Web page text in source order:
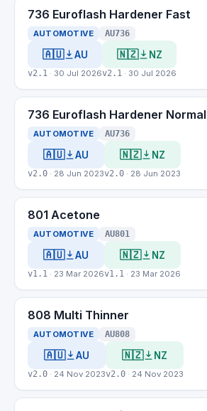
736 Euroflash Hardener Fast
AUTOMOTIVE AU736
🇦🇺 AU
v2.1 · 30 Jul 2026
🇳🇿 NZ
v2.1 · 30 Jul 2026
736 Euroflash Hardener Normal
AUTOMOTIVE AU736
🇦🇺 AU
v2.0 · 28 Jun 2023
🇳🇿 NZ
v2.0 · 28 Jun 2023
801 Acetone
AUTOMOTIVE AU801
🇦🇺 AU
v1.1 · 23 Mar 2026
🇳🇿 NZ
v1.1 · 23 Mar 2026
808 Multi Thinner
AUTOMOTIVE AU808
🇦🇺 AU
v2.0 · 24 Nov 2023
🇳🇿 NZ
v2.0 · 24 Nov 2023